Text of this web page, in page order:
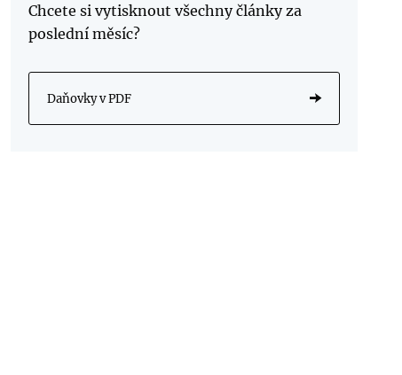
Chcete si vytisknout všechny články za
poslední měsíc?
Daňovky v PDF